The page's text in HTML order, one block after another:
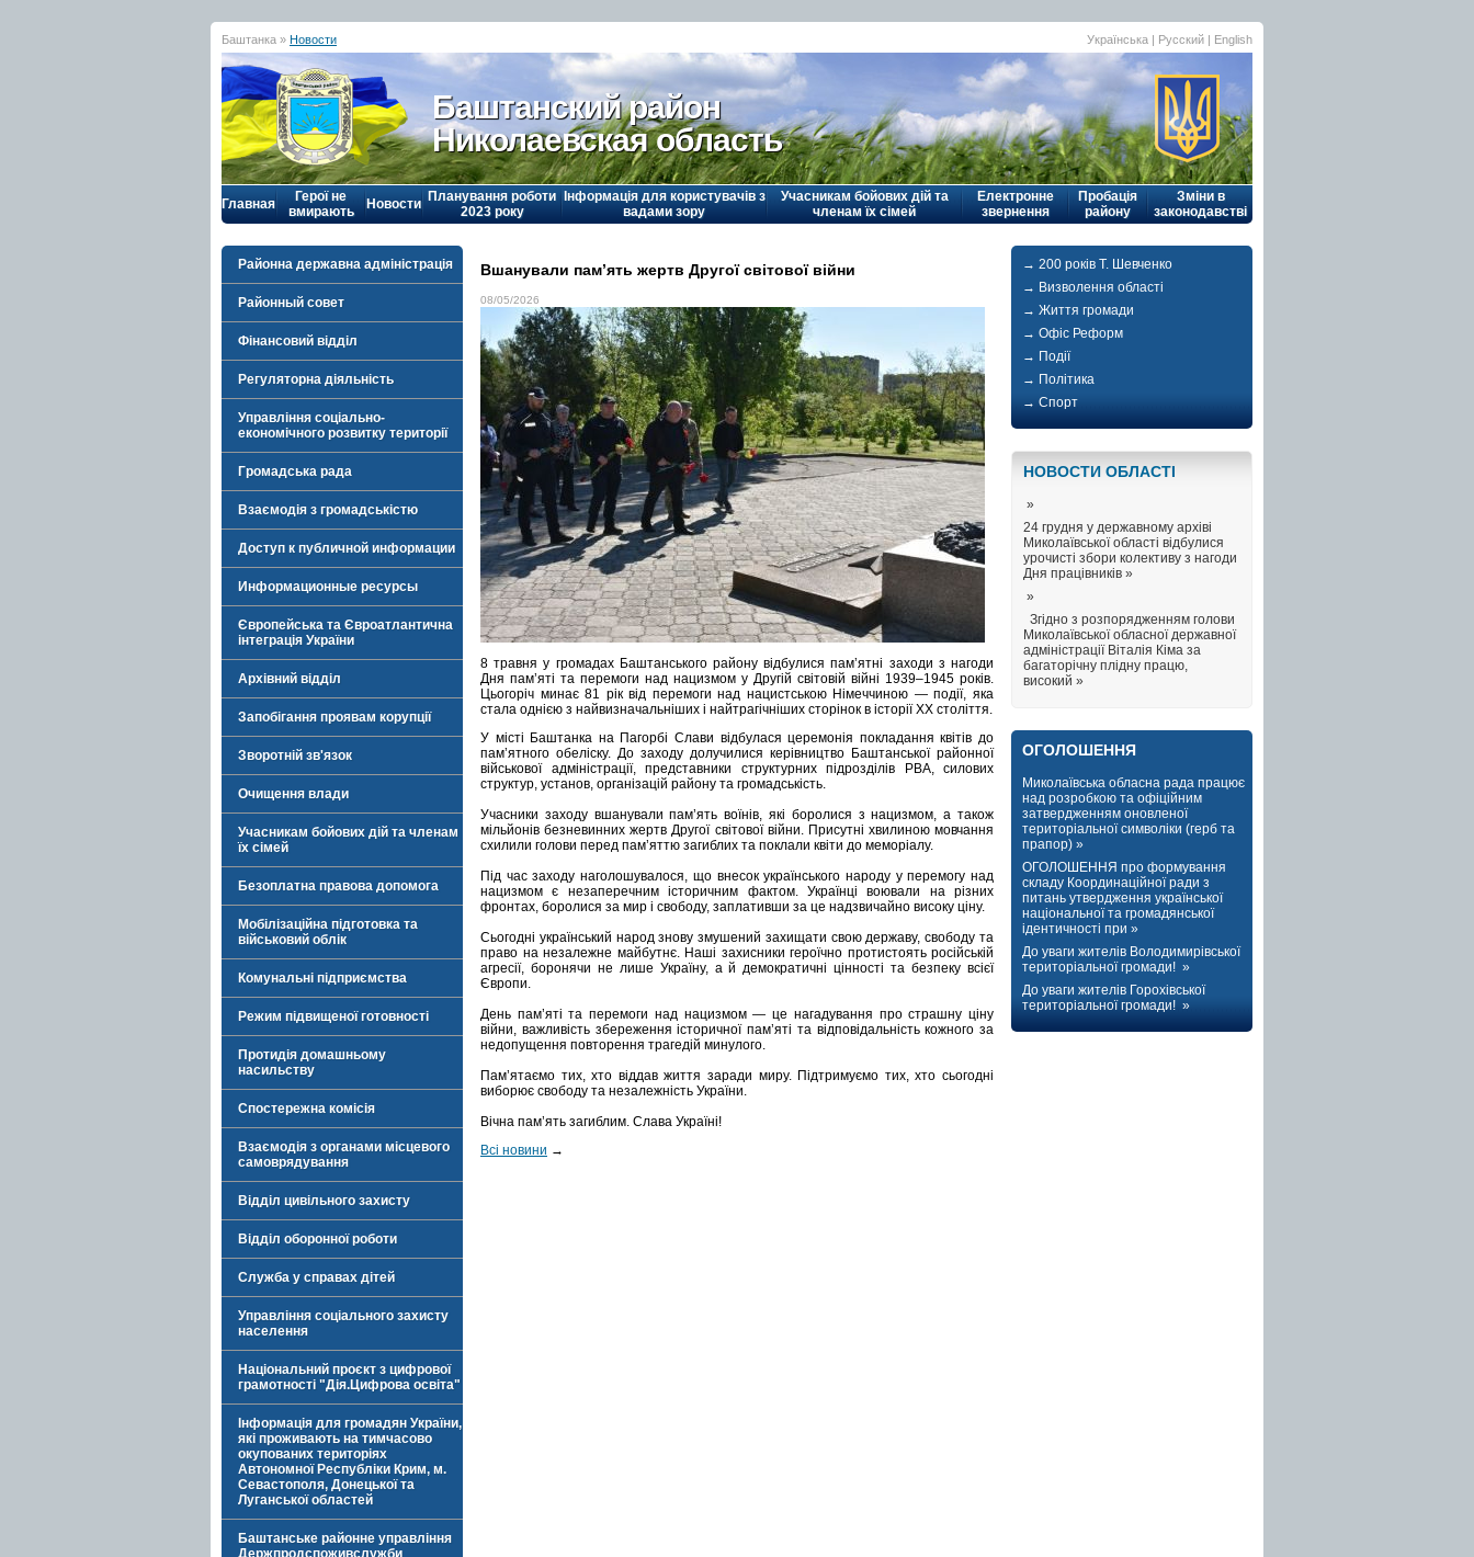
Баштанка » Новости Українська | Русский | English
Баштанский район
Николаевская область
Главная
Герої не
вмирають
Новости Планування роботи
2023 року
Інформація для користувачів з
вадами зору
Учасникам бойових дій та
членам їх сімей
Електронне
звернення
Пробація
району
Зміни в
законодавстві
Районна державна адміністрація
Районный совет
Фінансовий відділ
Регуляторна діяльність
Управління соціально-
економічного розвитку території
Громадська рада
Взаємодія з громадськістю
Доступ к публичной информации
Информационные ресурсы
Європейська та Євроатлантична
інтеграція України
Архівний відділ
Запобігання проявам корупції
Зворотній зв'язок
Очищення влади
Учасникам бойових дій та членам
їх сімей
Безоплатна правова допомога
Мобілізаційна підготовка та
військовий облік
Комунальні підприємства
Режим підвищеної готовності
Протидія домашньому
насильству
Спостережна комісія
Взаємодія з органами місцевого
самоврядування
Відділ цивільного захисту
Відділ оборонної роботи
Служба у справах дітей
Управління соціального захисту
населення
Національний проєкт з цифрової
грамотності "Дія.Цифрова освіта"
Інформація для громадян України,
які проживають на тимчасово
окупованих територіях
Автономної Республіки Крим, м.
Севастополя, Донецької та
Луганської областей
Баштанське районне управління
Держпродспоживслужби
Вшанували пам’ять жертв Другої світової війни
08/05/2026
8 травня у громадах Баштанського району відбулися пам’ятні заходи з нагоди
Дня пам’яті та перемоги над нацизмом у Другій світовій війні 1939–1945 років.
Цьогоріч минає 81 рік від перемоги над нацистською Німеччиною — події, яка
стала однією з найвизначальніших і найтрагічніших сторінок в історії ХХ століття.
У місті Баштанка на Пагорбі Слави відбулася церемонія покладання квітів до
пам’ятного обеліску. До заходу долучилися керівництво Баштанської районної
військової адміністрації, представники структурних підрозділів РВА, силових
структур, установ, організацій району та громадськість.
Учасники заходу вшанували пам’ять воїнів, які боролися з нацизмом, а також
мільйонів безневинних жертв Другої світової війни. Присутні хвилиною мовчання
схилили голови перед пам’яттю загиблих та поклали квіти до меморіалу.
Під час заходу наголошувалося, що внесок українського народу у перемогу над
нацизмом є незаперечним історичним фактом. Українці воювали на різних
фронтах, боролися за мир і свободу, заплативши за це надзвичайно високу ціну.
Сьогодні український народ знову змушений захищати свою державу, свободу та
право на незалежне майбутнє. Наші захисники героїчно протистоять російській
агресії, боронячи не лише Україну, а й демократичні цінності та безпеку всієї
Європи.
День пам’яті та перемоги над нацизмом — це нагадування про страшну ціну
війни, важливість збереження історичної пам’яті та відповідальність кожного за
недопущення повторення трагедій минулого.
Пам’ятаємо тих, хто віддав життя заради миру. Підтримуємо тих, хто сьогодні
виборює свободу та незалежність України.
Вічна пам’ять загиблим. Слава Україні!
Всі новини →
→ 200 років Т. Шевченко
→ Визволення області
→ Життя громади
→ Офіс Реформ
→ Події
→ Політика
→ Спорт
НОВОСТИ ОБЛАСТI
»
24 грудня у державному архіві
Миколаївської області відбулися
урочисті збори колективу з нагоди
Дня працівників »
»
Згідно з розпорядженням голови
Миколаївської обласної державної
адміністрації Віталія Кіма за
багаторічну плідну працю,
високий »
ОГОЛОШЕННЯ
Миколаївська обласна рада працює
над розробкою та офіційним
затвердженням оновленої
територіальної символіки (герб та
прапор) »
ОГОЛОШЕННЯ про формування
складу Координаційної ради з
питань утвердження української
національної та громадянської
ідентичності при »
До уваги жителів Володимирівської
територіальної громади! »
До уваги жителів Горохівської
територіальної громади! »